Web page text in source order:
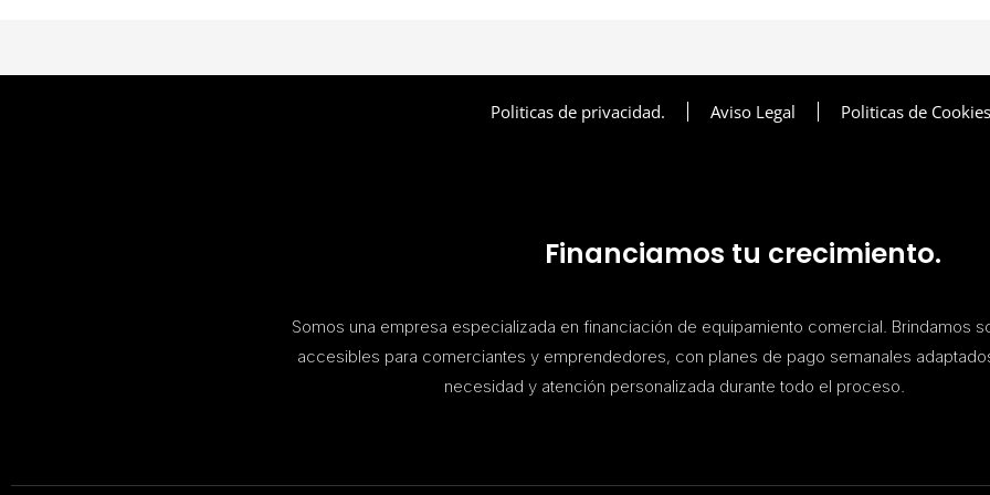
Politicas de privacidad. Aviso Legal Politicas de
Financiamos tu crecimiento.
Somos una empresa especializada en financiación de equipamiento comercial. Brindamos
accesibles para comerciantes y emprendedores, con planes de pago semanales
necesidad y atención personalizada durante todo el proceso.